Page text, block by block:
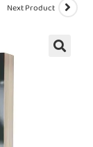
Next Product